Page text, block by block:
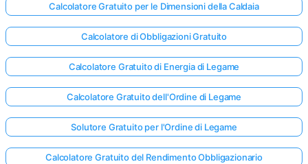
Calcolatore Gratuito per le Dimensioni della Caldaia
Calcolatore di Obbligazioni Gratuito
Calcolatore Gratuito di Energia di Legame
Calcolatore Gratuito dell'Ordine di Legame
Solutore Gratuito per l'Ordine di Legame
Calcolatore Gratuito del Rendimento Obbligazionario